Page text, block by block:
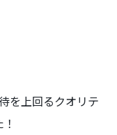
を上回るクオリテ